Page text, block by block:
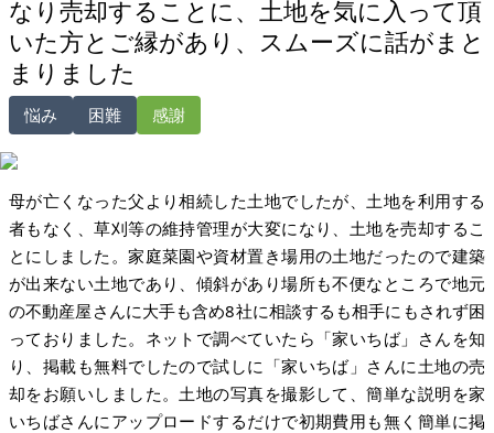
なり売却することに、土地を気に入って頂
いた方とご縁があり、スムーズに話がまと
まりました
悩み 困難 感謝
母が亡くなった父より相続した土地でしたが、土地を利用する
者もなく、草刈等の維持管理が大変になり、土地を売却するこ
とにしました。家庭菜園や資材置き場用の土地だったので建築
が出来ない土地であり、傾斜があり場所も不便なところで地元
の不動産屋さんに大手も含め8社に相談するも相手にもされず困
っておりました。ネットで調べていたら「家いちば」さんを知
り、掲載も無料でしたので試しに「家いちば」さんに土地の売
却をお願いしました。土地の写真を撮影して、簡単な説明を家
いちばさんにアップロードするだけで初期費用も無く簡単に掲